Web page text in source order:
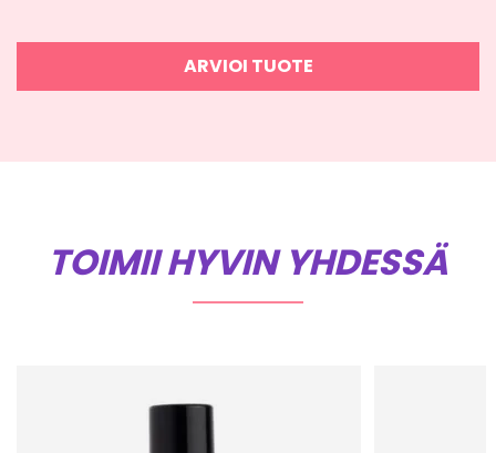
ARVIOI TUOTE
TOIMII HYVIN YHDESSÄ